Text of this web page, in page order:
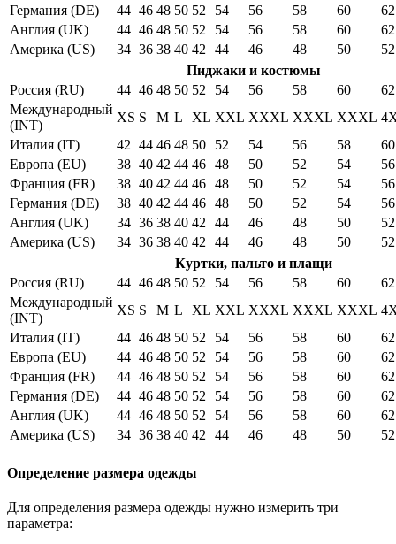
Германия (DE)
44 46 48 50 52 54 56 58 60
62
Англия (UK)
44 46 48 50 52 54 56 58 60
62
Америка (US)
34 36 38 40 42 44 46 48 50
52
Пиджаки и костюмы
Россия (RU)
44 46 48 50 52 54 56 58 60
62
Международный
(INT)
XS S M L XL XXL XXXL XXXL XXXL
Италия (IT)
42 44 46 48 50 52 54 56 58
60
Европа (EU)
38 40 42 44 46 48 50 52 54
56
Франция (FR)
38 40 42 44 46 48 50 52 54
56
Германия (DE)
38 40 42 44 46 48 50 52 54
56
Англия (UK)
34 36 38 40 42 44 46 48 50
52
Америка (US)
34 36 38 40 42 44 46 48 50
52
Куртки, пальто и плащи
Россия (RU)
44 46 48 50 52 54 56 58 60
62
Международный
(INT)
XS S M L XL XXL XXXL XXXL XXXL
Италия (IT)
44 46 48 50 52 54 56 58 60
62
Европа (EU)
44 46 48 50 52 54 56 58 60
62
Франция (FR)
44 46 48 50 52 54 56 58 60
62
Германия (DE)
44 46 48 50 52 54 56 58 60
62
Англия (UK)
44 46 48 50 52 54 56 58 60
62
Америка (US)
34 36 38 40 42 44 46 48 50 52
Определение размера одежды
Для определения размера одежды нужно измерить три
параметра: